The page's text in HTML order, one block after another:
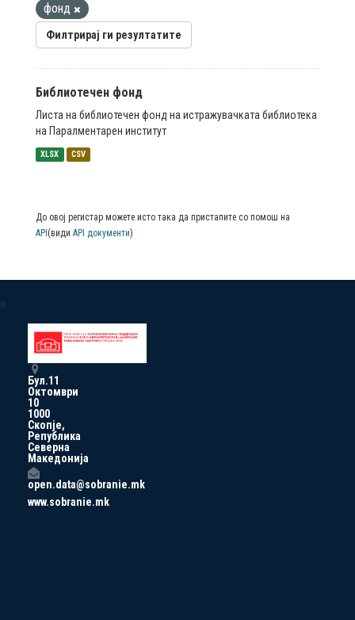
фонд
Филтрирај ги резултатите
Библиотечен фонд
Листа на библиотечен фонд на истражувачката библиотека
на Паралментарен институт
XLSX CSV
До овој регистар можете исто така да пристапите со помош на
API (види API документи)
a
Бул.11
Октомври
10
1000
Скопје,
Република
Северна
Македонија
open.data@sobranie.mk
www.sobranie.mk